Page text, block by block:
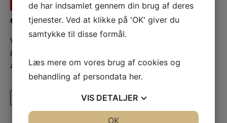
Container
Vi udlejer og tømmer container for såvel private som for
industrivirksomheder i Svendborg, Faaborg og på resten
af sydfyn.
de har indsamlet gennem din brug af deres
tjenester. Ved at klikke på 'OK' giver du
samtykke til disse formål.
Læs mere om vores brug af cookies og
behandling af persondata her.
VIS DETALJER
OK